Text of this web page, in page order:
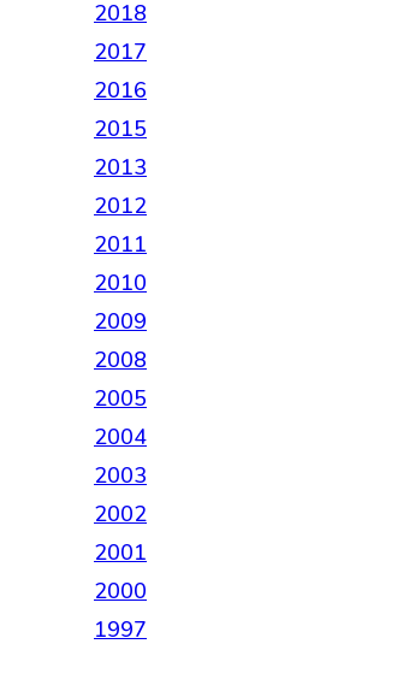
2018
2017
2016
2015
2013
2012
2011
2010
2009
2008
2005
2004
2003
2002
2001
2000
1997